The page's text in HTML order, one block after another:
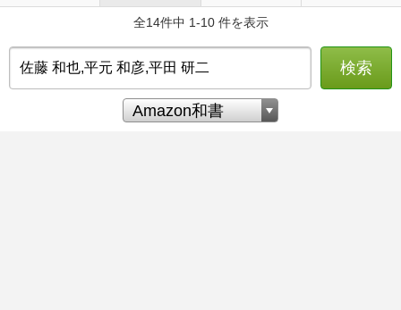
全14件中 1-10 件を表示
検索